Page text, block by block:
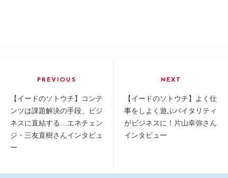
PREVIOUS
Previous
post:
【イードのソトウチ】コンテ
ンツは課題解決の手段、ビジ
ネスに直結する…エネチェン
ジ・三友直樹さんインタビュ
ー
NEXT
Next
post:
【イードのソトウチ】よく仕
事をしよく遊ぶバイタリティ
がビジネスに！片山幸弥さん
インタビュー